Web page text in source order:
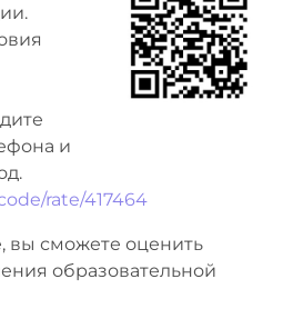
и
rate/417464
вы сможете оценить
образовательной